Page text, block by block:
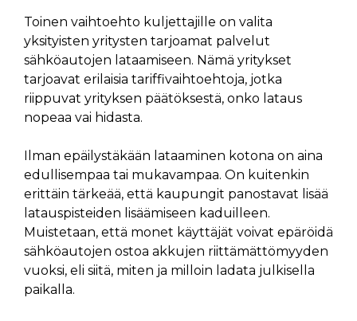
Toinen vaihtoehto kuljettajille on valita
yksityisten yritysten tarjoamat palvelut
sähköautojen lataamiseen. Nämä yritykset
tarjoavat erilaisia tariffivaihtoehtoja, jotka
riippuvat yrityksen päätöksestä, onko lataus
nopeaa vai hidasta.
Ilman epäilystäkään lataaminen kotona on aina
edullisempaa tai mukavampaa. On kuitenkin
erittäin tärkeää, että kaupungit panostavat lisää
latauspisteiden lisäämiseen kaduilleen.
Muistetaan, että monet käyttäjät voivat epäröidä
sähköautojen ostoa akkujen riittämättömyyden
vuoksi, eli siitä, miten ja milloin ladata julkisella
paikalla.